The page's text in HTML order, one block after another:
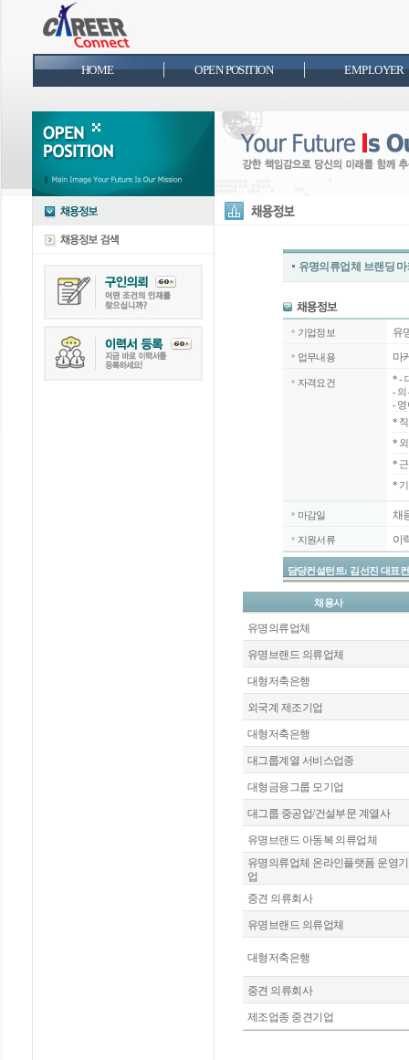
HOME OPEN POSITION EMPLOYER
유명의류업체 브랜딩
기업정보 유
업무내용 마
자격요건 *-
-
-
*
*
*
*
마감일 채
지원서류 이
담당컨설턴트: 김선진 대표
채용사
유명의류업체
유명브랜드 의류업체
대형저축은행
외국계 제조기업
대형저축은행
대그룹계열 서비스업종
대형금융그룹 모기업
대그룹 중공업/건설부문 계열사
유명브랜드 아동복 의류업체
유명의류업체 온라인플랫폼 운영기
업
중견 의류회사
유명브랜드 의류업체
대형저축은행
중견 의류회사
제조업종 중견기업